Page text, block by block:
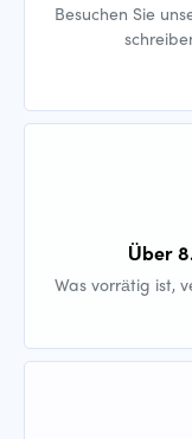
Besuchen Sie
Über
Was vorrätig ist,